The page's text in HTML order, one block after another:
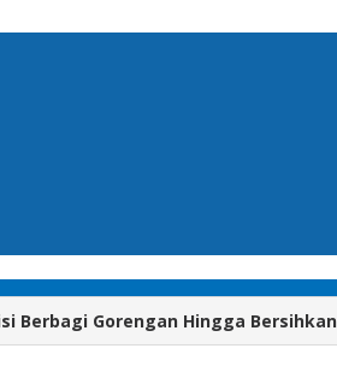
Berbagi Gorengan Hingga